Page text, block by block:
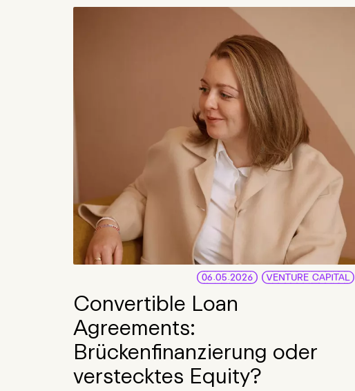
06.05.2026VENTURE CAPITAL
Convertible Loan
Agreements:
Brückenfinanzierung oder
verstecktes Equity?